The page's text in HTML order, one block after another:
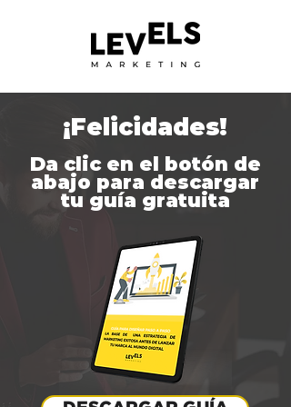
¡Felicidades!
Da clic en el botón de
abajo para descargar
tu guía gratuita